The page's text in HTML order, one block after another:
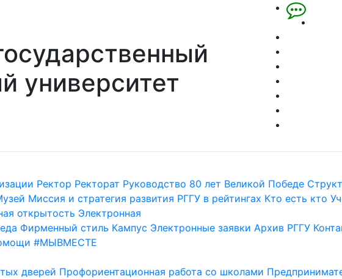
университет
Ректор Ректорат Руководство 80 лет Великой Победе
Миссия и стратегия развития РГГУ в рейтингах Кто есть кто
открытость Электронная
Фирменный стиль Кампус Электронные заявки Архив РГГУ
#МЫВМЕСТЕ
дверей Профориентационная работа со школами